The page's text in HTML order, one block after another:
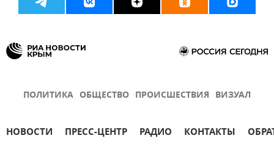
ПОЛИТИКА ОБЩЕСТВО ПРОИСШЕСТВИЯ ВИЗУАЛ
НОВОСТИ ПРЕСС-ЦЕНТР РАДИО КОНТАКТЫ